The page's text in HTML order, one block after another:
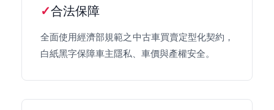
合法保障
全面使用經濟部規範之中古車買賣定型化契約，
白紙黑字保障車主隱私、車價與產權安全。